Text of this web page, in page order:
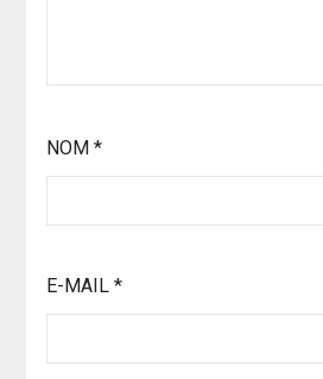
NOM *
E-MAIL *